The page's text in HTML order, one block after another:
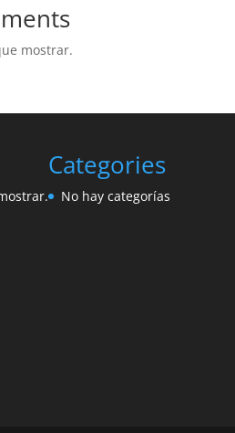
mostrar.
Categories
No hay categorías